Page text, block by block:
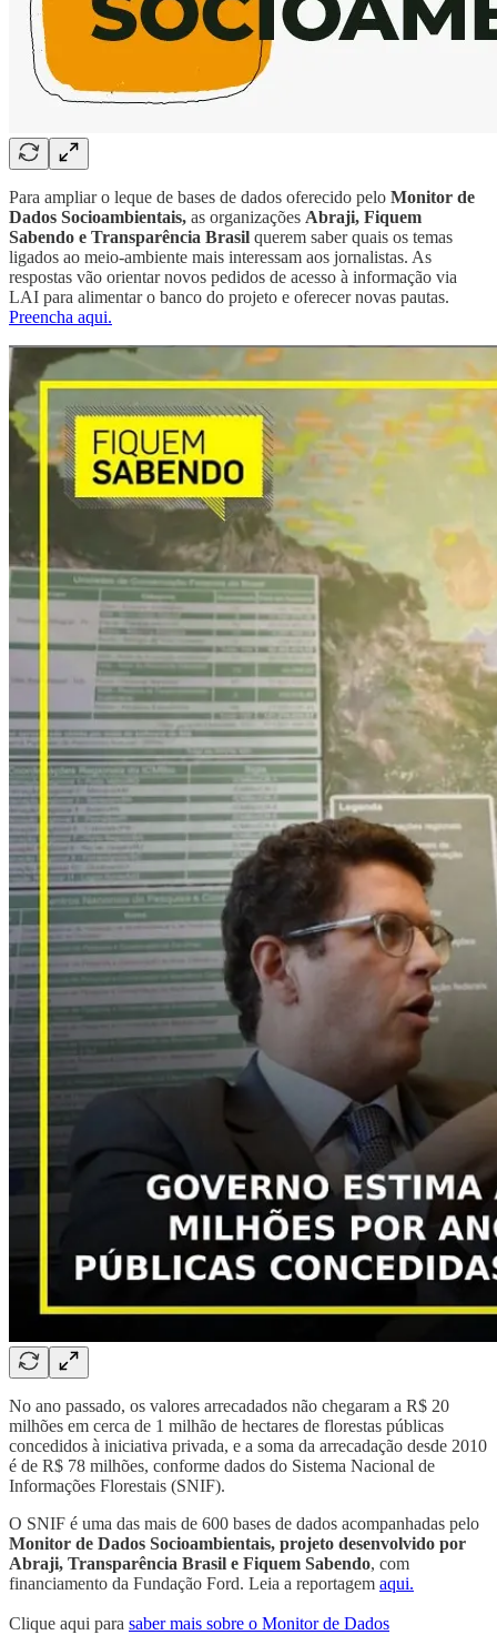
Para ampliar o leque de bases de dados oferecido pelo Monitor de
Dados Socioambientais, as organizações Abraji, Fiquem
Sabendo e Transparência Brasil querem saber quais os temas
ligados ao meio-ambiente mais interessam aos jornalistas. As
respostas vão orientar novos pedidos de acesso à informação via
LAI para alimentar o banco do projeto e oferecer novas pautas.
Preencha aqui.
No ano passado, os valores arrecadados não chegaram a R$ 20
milhões em cerca de 1 milhão de hectares de florestas públicas
concedidos à iniciativa privada, e a soma da arrecadação desde 2010
é de R$ 78 milhões, conforme dados do Sistema Nacional de
Informações Florestais (SNIF).
O SNIF é uma das mais de 600 bases de dados acompanhadas pelo
Monitor de Dados Socioambientais, projeto desenvolvido por
Abraji, Transparência Brasil e Fiquem Sabendo, com
financiamento da Fundação Ford. Leia a reportagem aqui.
Clique aqui para saber mais sobre o Monitor de Dados